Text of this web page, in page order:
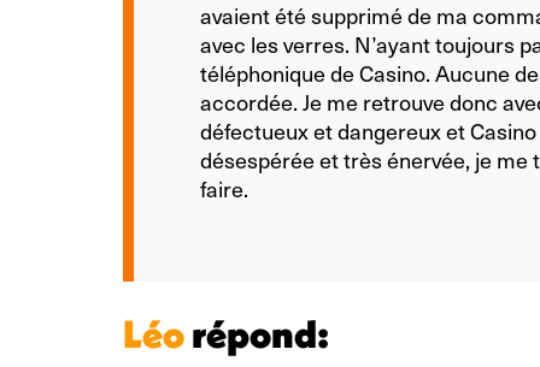
avaient été supprimé de ma
avec les verres. N’ayant toujours
téléphonique de Casino. Aucune
accordée. Je me retrouve donc
défectueux et dangereux et
désespérée et très énervée, je me
faire.
Léorépond: